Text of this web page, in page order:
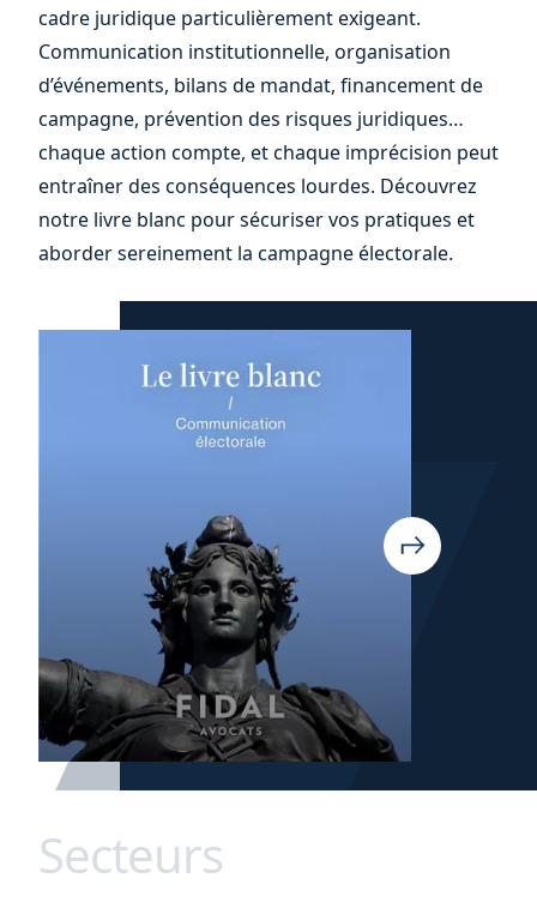
cadre juridique particulièrement exigeant.
Communication institutionnelle, organisation
d’événements, bilans de mandat, financement de
campagne, prévention des risques juridiques…
chaque action compte, et chaque imprécision peut
entraîner des conséquences lourdes. Découvrez
notre livre blanc pour sécuriser vos pratiques et
aborder sereinement la campagne électorale.
Secteurs